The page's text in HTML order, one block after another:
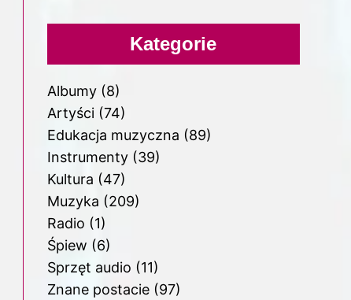
Kategorie
Albumy(8)
Artyści(74)
Edukacja muzyczna (89)
Instrumenty(39)
Kultura (47)
Muzyka (209)
Radio (1)
Śpiew (6)
Sprzęt audio (11)
Znane postacie(97)